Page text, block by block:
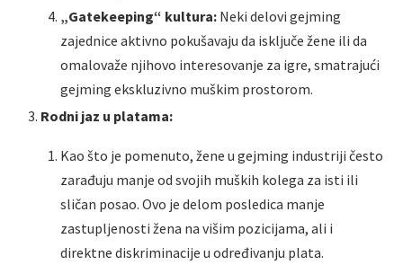
„Gatekeeping“ kultura: Neki delovi gejming
zajednice aktivno pokušavaju da isključe žene ili da
omalovaže njihovo interesovanje za igre, smatrajući
gejming ekskluzivno muškim prostorom.
Rodni jaz u platama:
Kao što je pomenuto, žene u gejming industriji često
zarađuju manje od svojih muških kolega za isti ili
sličan posao. Ovo je delom posledica manje
zastupljenosti žena na višim pozicijama, ali i
direktne diskriminacije u određivanju plata.